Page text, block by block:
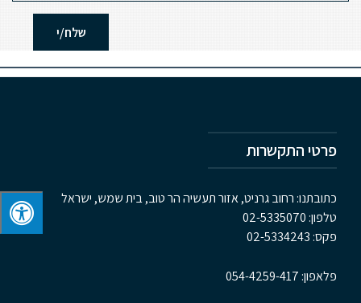
פרטי התקשרות
כתובתנו: רחוב גרניט, אזור תעשיה הר טוב, בית שמש, ישראל
טלפון: 02-5335070
פקס: 02-5334243
פלאפון: 054-4259-417